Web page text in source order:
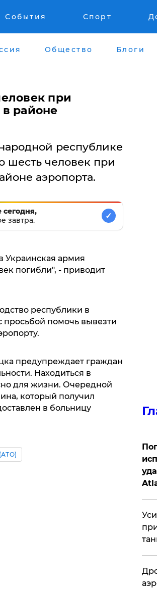
События Спорт
Общество Блоги
при
районе
республике
шесть человек при
аэропорта.
сегодня,
завтра.
✓
Украинская армия
погибли", - приводит
республики в
помочь вывезти
предупреждает граждан
Находиться в
для жизни. Очередной
который получил
в больницу